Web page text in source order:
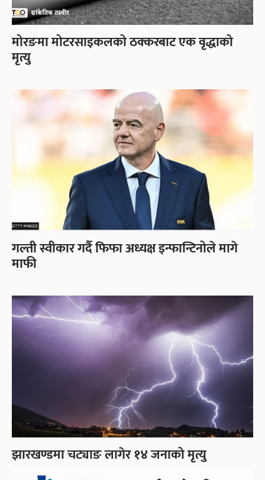
मोरङमा मोटरसाइकलको ठक्करबाट एक वृद्धाको
मृत्यु
गल्ती स्वीकार गर्दै फिफा अध्यक्ष इन्फान्टिनोले मागे
माफी
झारखण्डमा चट्याङ लागेर १४ जनाको मृत्यु